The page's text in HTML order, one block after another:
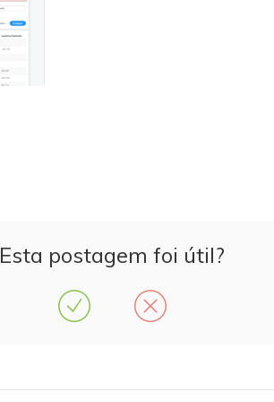
Esta postagem foi útil?